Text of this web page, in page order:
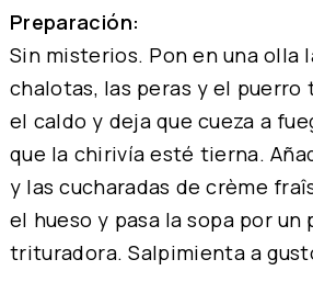
Preparación:
Sin misterios. Pon en una olla
chalotas, las peras y el puerro
el caldo y deja que cueza a
que la chirivía esté tierna.
y las cucharadas de crème
el hueso y pasa la sopa por un
trituradora. Salpimienta a